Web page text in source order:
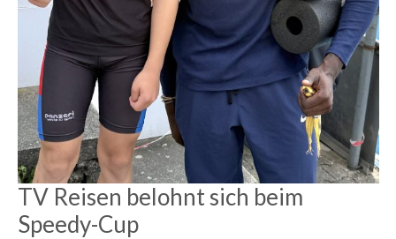
TV Reisen belohnt sich beim
Speedy-Cup